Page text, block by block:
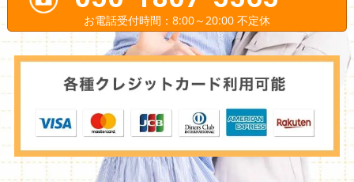
お電話受付時間：8:00～20:00 不定休